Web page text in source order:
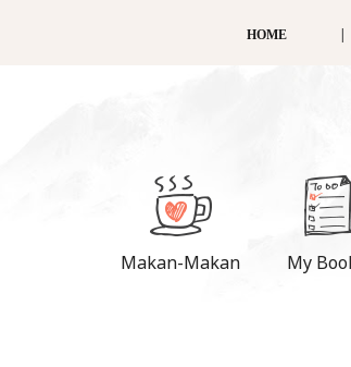
HOME
Makan-Makan My